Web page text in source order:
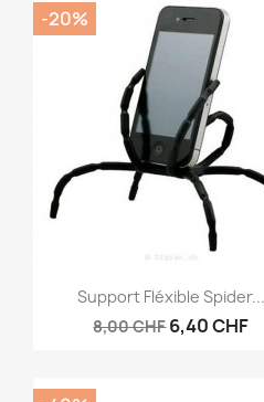
Aperçu rapide
Support Fléxible Spider...
8,00 CHF6,40 CHF
-20%